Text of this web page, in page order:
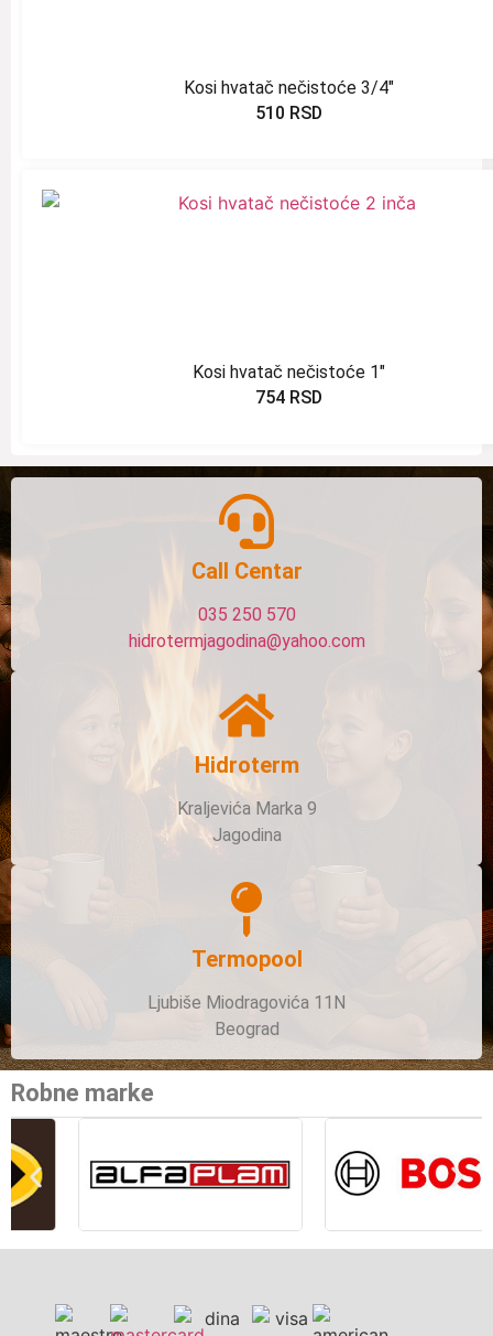
Kosi hvatač nečistoće 3/4″
510 RSD
Kosi hvatač nečistoće 1″
754 RSD
Call Centar
035 250 570
hidrotermjagodina@yahoo.com
Hidroterm
Kraljevića Marka 9
Jagodina
Termopool
Ljubiše Miodragovića 11N
Beograd
Robne marke